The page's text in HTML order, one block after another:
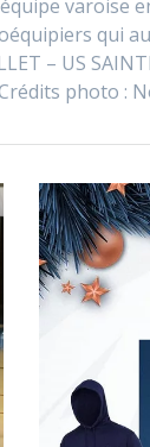
varoise
qui
– US
photo :